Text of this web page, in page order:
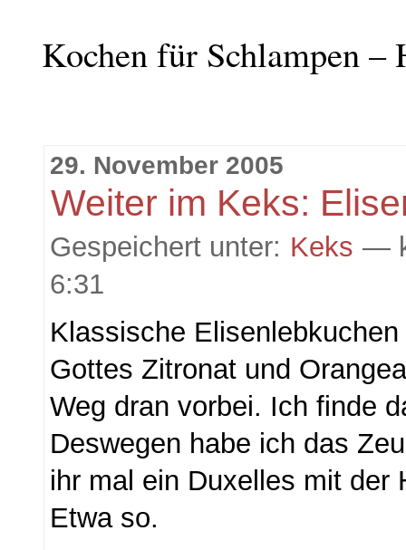
Kochen für Schlampen
29. November 2005
Weiter im Keks:
Gespeichert unter: Keks —
6:31
Klassische
Gottes Zitronat und
Weg dran vorbei. Ich finde
Deswegen habe ich das
ihr mal ein Duxelles mit der
Etwa so.